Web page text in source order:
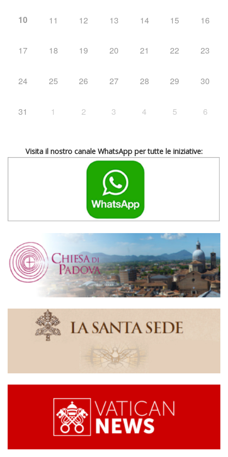
10 11 12 13 14 15 16
17 18 19 20 21 22 23
24 25 26 27 28 29 30
31 1 2 3 4 5 6
Visita il nostro canale WhatsApp per tutte le iniziative: